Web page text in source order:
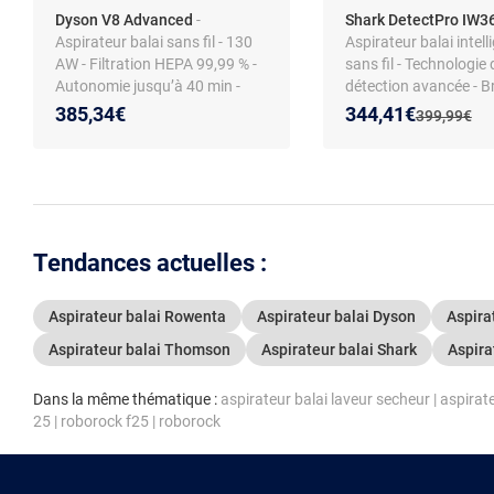
Dyson V8 Advanced -
Aspirateur balai sans fil - 130
AW - Filtration HEPA 99,99 % -
Autonomie jusqu’à 40 min -
Brosse Motorbar - 2 modes de
puissance - Station murale
385,34€
Shark DetectPro
Aspirateur balai
sans fil - Technologie
détection avancée -
rotative QuadClean
Ancien prix :
399,99€
Nouveau prix :
344,41€
Réduction de :
Tendances actuelles :
Aspirateur balai Rowenta Aspirateur balai Dyson
Aspirateur balai Thomson
Aspirateur balai Shark
Dans la même thématique : aspirateur balai laveur secheur |
25 | roborock f25 | roborock